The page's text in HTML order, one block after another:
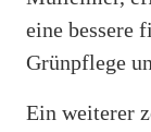
eine bessere
Grünpflege
Ein weiterer